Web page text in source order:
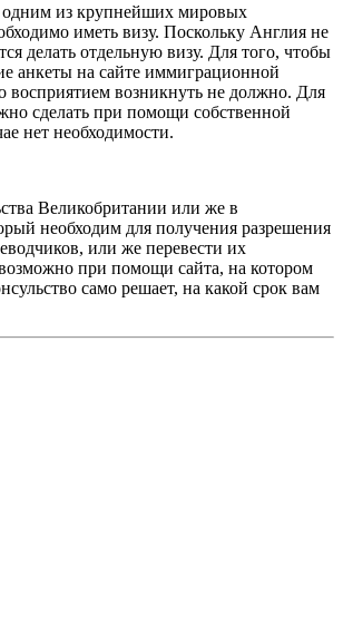
одним из крупнейших мировых
иметь визу. Поскольку Англия не
делать отдельную визу. Для того, чтобы
анкеты на сайте иммиграционной
восприятием возникнуть не должно. Для
сделать при помощи собственной
нет необходимости.
Великобритании или же в
необходим для получения разрешения
или же перевести их
при помощи сайта, на котором
само решает, на какой срок вам